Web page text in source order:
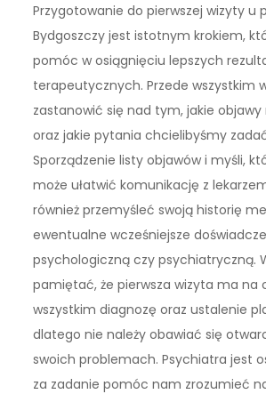
Przygotowanie do pierwszej wizyty u
Bydgoszczy jest istotnym krokiem,
pomóc w osiągnięciu lepszych
terapeutycznych. Przede wszystkim
zastanowić się nad tym, jakie objawy
oraz jakie pytania chcielibyśmy
Sporządzenie listy objawów i myśli,
może ułatwić komunikację z
również przemyśleć swoją historię
ewentualne wcześniejsze
psychologiczną czy psychiatryczną.
pamiętać, że pierwsza wizyta ma na
wszystkim diagnozę oraz ustalenie
dlatego nie należy obawiać się
swoich problemach. Psychiatra jest
za zadanie pomóc nam zrozumieć